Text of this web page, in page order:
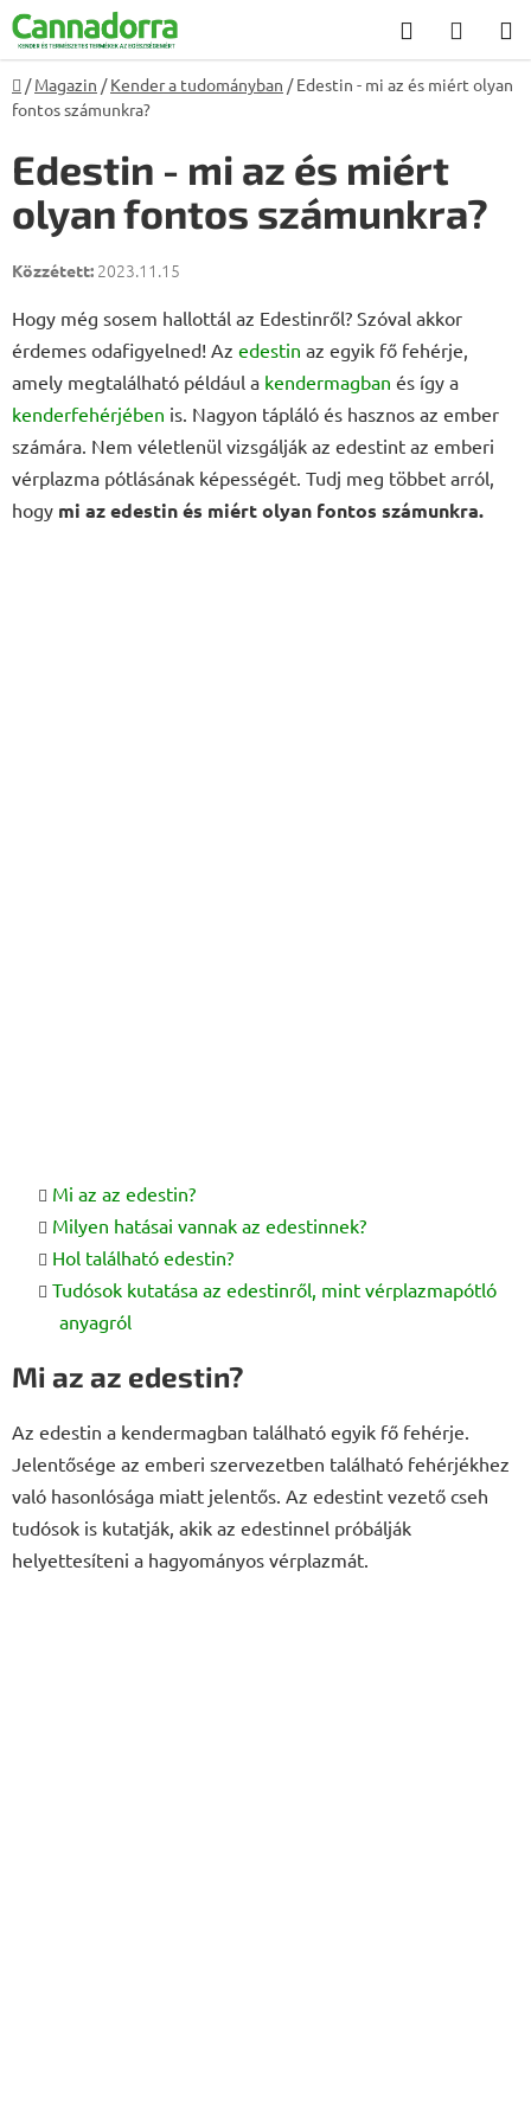
Ugrás
fő
tartalomhoz
Keresés
Kezdőlap
/ Magazin / Kender a tudományban / Edestin - mi az és miért olyan
fontos számunkra?
Edestin - mi az és miért
olyan fontos számunkra?
2023.11.15
Hogy még sosem hallottál az Edestinről? Szóval akkor
érdemes odafigyelned! Az edestin az egyik fő fehérje,
amely megtalálható például a kendermagban és így a
kenderfehérjében is. Nagyon tápláló és hasznos az ember
számára. Nem véletlenül vizsgálják az edestint az emberi
vérplazma pótlásának képességét. Tudj meg többet arról,
hogy mi az edestin és miért olyan fontos számunkra.
Mi az az edestin?
Milyen hatásai vannak az edestinnek?
Hol található edestin?
Tudósok kutatása az edestinről, mint vérplazmapótló
anyagról
Mi az az edestin?
Az edestin a kendermagban található egyik fő fehérje.
Jelentősége az emberi szervezetben található fehérjékhez
való hasonlósága miatt jelentős. Az edestint vezető cseh
tudósok is kutatják, akik az edestinnel próbálják
helyettesíteni a hagyományos vérplazmát.